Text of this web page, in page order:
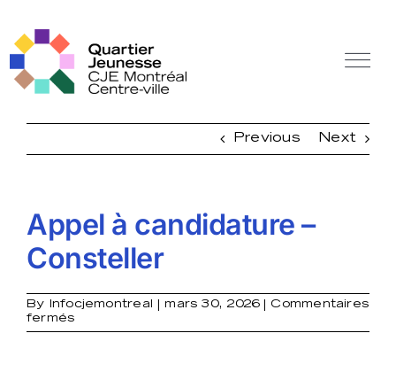
content
Previous Next
Appel à candidature –
Consteller
By Infocjemontreal mars 30, 2026
Commentaires
ferméssur
Appel